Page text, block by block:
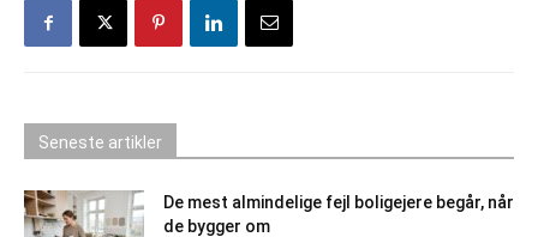
Seneste artikler
De mest almindelige fejl boligejere begår, når
de bygger om